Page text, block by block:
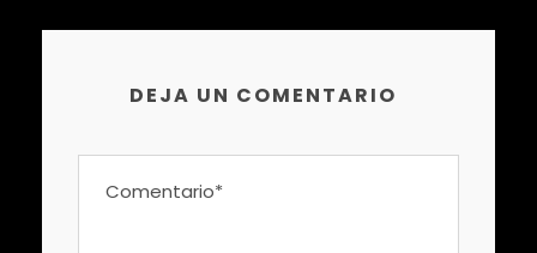
DEJA UN COMENTARIO